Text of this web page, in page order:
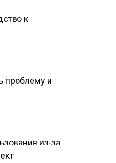
к
проблему и
из-за